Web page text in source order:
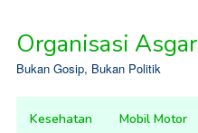
contentOrganisasi Asgar
Bukan Gosip, Bukan Politik
Kesehatan Mobil Motor